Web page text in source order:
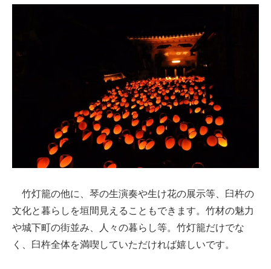
竹灯籠の他に、琴の生演奏や生け花の展示等、臼杵の
文化と暮らしを垣間見えることもできます。竹材の魅力
や城下町の街並み、人々の暮らし等。竹灯籠だけでな
く、臼杵全体を満喫していただければ嬉しいです。